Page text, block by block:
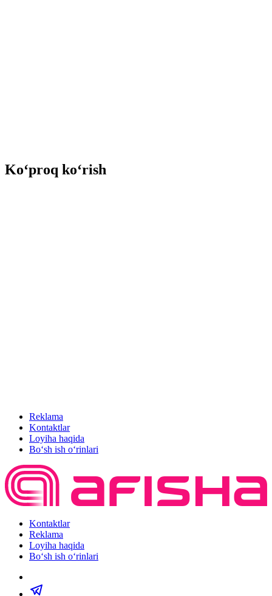
Ko‘proq ko‘rish
Reklama
Kontaktlar
Loyiha haqida
Bo‘sh ish o‘rinlari
Kontaktlar
Reklama
Loyiha haqida
Bo‘sh ish o‘rinlari